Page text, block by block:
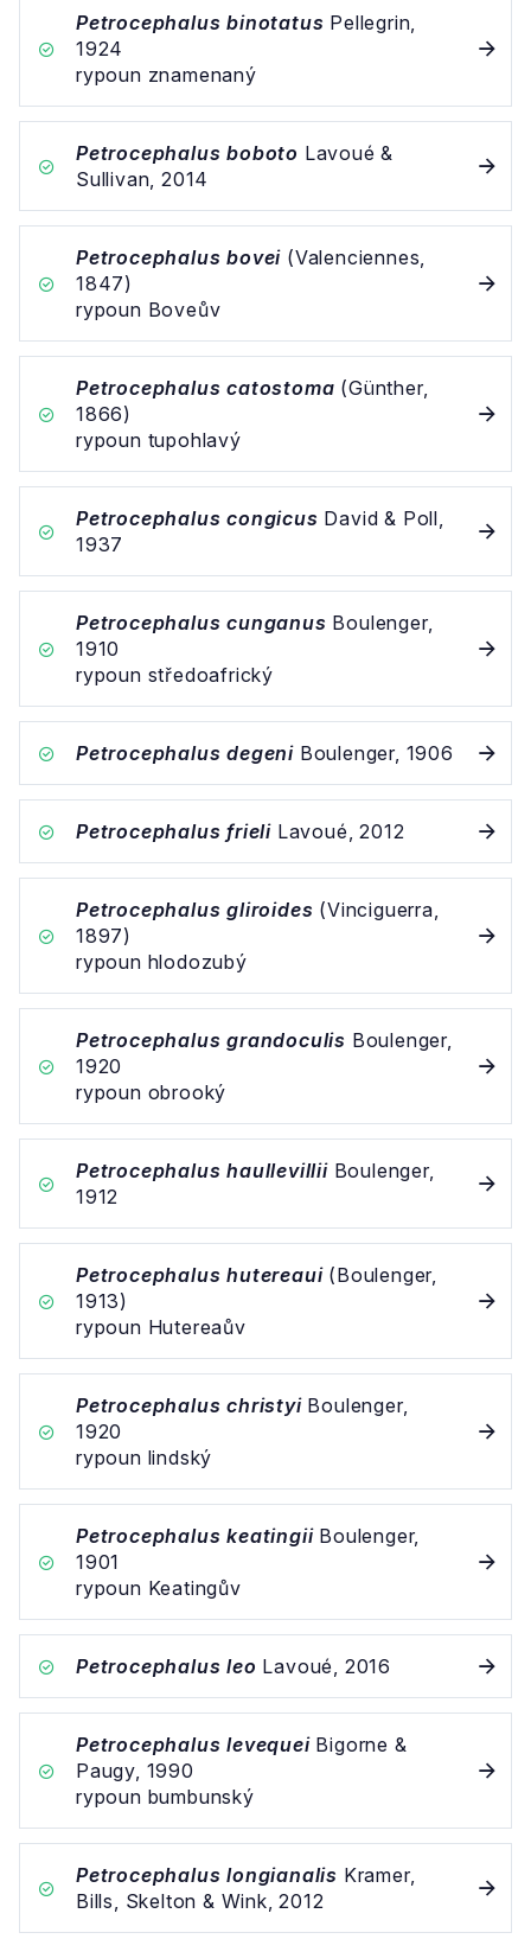
Petrocephalus binotatus Pellegrin,
1924
rypoun znamenaný
Petrocephalus boboto Lavoué &
Sullivan, 2014
Petrocephalus bovei (Valenciennes,
1847)
rypoun Boveův
Petrocephalus catostoma (Günther,
1866)
rypoun tupohlavý
Petrocephalus congicus David & Poll,
1937
Petrocephalus cunganus Boulenger,
1910
rypoun středoafrický
Petrocephalus degeni Boulenger, 1906
Petrocephalus frieli Lavoué, 2012
Petrocephalus gliroides (Vinciguerra,
1897)
rypoun hlodozubý
Petrocephalus grandoculis Boulenger,
1920
rypoun obrooký
Petrocephalus haullevilliiBoulenger,
1912
Petrocephalus hutereaui(Boulenger,
1913)
rypoun Hutereaův
Petrocephalus christyiBoulenger,
1920
rypoun lindský
Petrocephalus keatingiiBoulenger,
1901
rypoun Keatingův
Petrocephalus leo Lavoué, 2016
Petrocephalus levequeiBigorne &
Paugy, 1990
rypoun bumbunský
Petrocephalus longianalis Kramer,
Bills, Skelton & Wink, 2012